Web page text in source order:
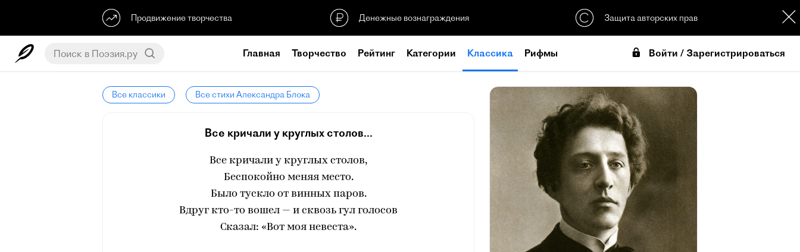
Продвижение творчества Денежные вознаграждения Защита авторских прав
Главная Творчество Рейтинг Категории Классика Рифмы Войти / Зарегистрироваться
Все классики Все стихи Александра Блока
Все кричали у круглых столов...
Все кричали у круглых столов,
Беспокойно меняя место.
Было тускло от винных паров.
Вдруг кто-то вошел — и сквозь гул голосов
Сказал: «Вот моя невеста».